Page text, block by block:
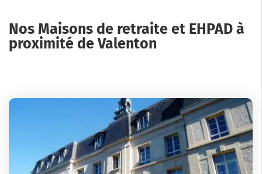
Nos Maisons de retraite et EHPAD à
proximité de Valenton